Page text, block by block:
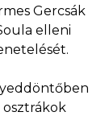
Gercsák
elleni